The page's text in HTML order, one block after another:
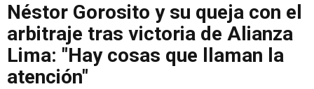
Néstor Gorosito y su queja con el
arbitraje tras victoria de Alianza
Lima: "Hay cosas que llaman la
atención"